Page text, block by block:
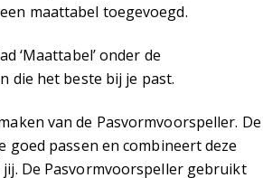
maattabel toegevoegd.
‘Maattabel’ onder de
die het beste bij je past.
van de Pasvormvoorspeller. De
passen en combineert deze
De Pasvormvoorspeller gebruikt